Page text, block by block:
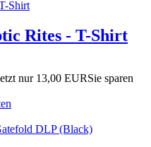
Rites - T-Shirt
nur 13,00 EURSie sparen